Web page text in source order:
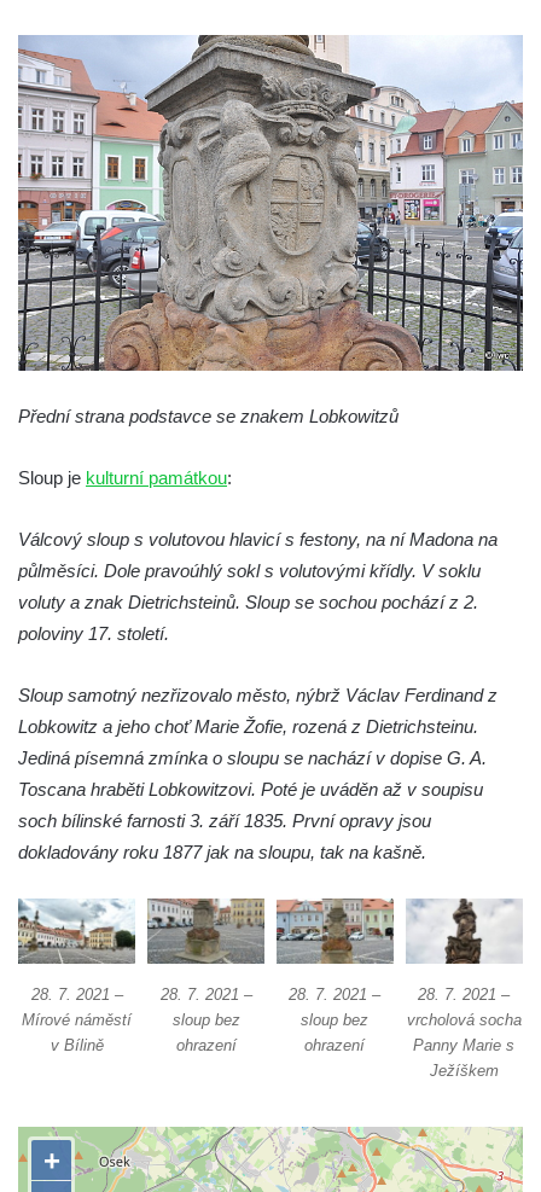
Socha sv. Judy Tadeáše u kostela
Nanebevzetí Panny Marie v Žatci
Socha svatého Františka z Assisi u kostela
Nanebevzetí Panny Marie v Žatci
Sloupová Boží muka s reliéfy ve Skalici u
České Lípy
Sloup s kaplicí (boží muka) v Rooseveltově
ulici v Českém Krumlově
Sloup s kaplicí (boží muka) v Horní ulici v
Českém Krumlově
Sloup Panny Marie v Černovicích u
Sloup se sochou Krista v České Lípě
Sloup Nejsvětější trojice náměstí Tomáše
Garrigue Masaryka v České Lípě
Sloup Panny Marie ve Vysokém nad
Jizerou
Sloup svatého Jakuba Většího u Jelení
skály
Sloup Panny Marie s Ježíškem
(Svatohorská Madona) v Klášterci nad Ohří
Sloup Nejsvětější Trojice na náměstí v
Klášterci nad Ohří
Sloup Nejsvětější Trojice v Klášterci nad
Ohří
Sloup Panny Marie s Ježíškem v Klášterci
Sloup Panny Marie v Mnichově Hradišti
Sloup Panny Marie v Klášterci nad Ohří
Přední strana podstavce se znakem Lobkowitzů
Sloup je kulturní památkou:
Válcový sloup s volutovou hlavicí s festony, na ní Madona na
půlměsíci. Dole pravoúhlý sokl s volutovými křídly. V soklu
voluty a znak Dietrichsteinů. Sloup se sochou pochází z 2.
poloviny 17. století.
Sloup samotný nezřizovalo město, nýbrž Václav Ferdinand z
Lobkowitz a jeho choť Marie Žofie, rozená z Dietrichsteinu.
Jediná písemná zmínka o sloupu se nachází v dopise G. A.
Toscana hraběti Lobkowitzovi. Poté je uváděn až v soupisu
soch bílinské farnosti 3. září 1835. První opravy jsou
dokladovány roku 1877 jak na sloupu, tak na kašně.
28. 7. 2021 –
Mírové náměstí
v Bílině
28. 7. 2021 –
sloup bez
ohrazení
28. 7. 2021 –
sloup bez
ohrazení
28. 7. 2021 –
vrcholová socha
Panny Marie s
Ježíškem